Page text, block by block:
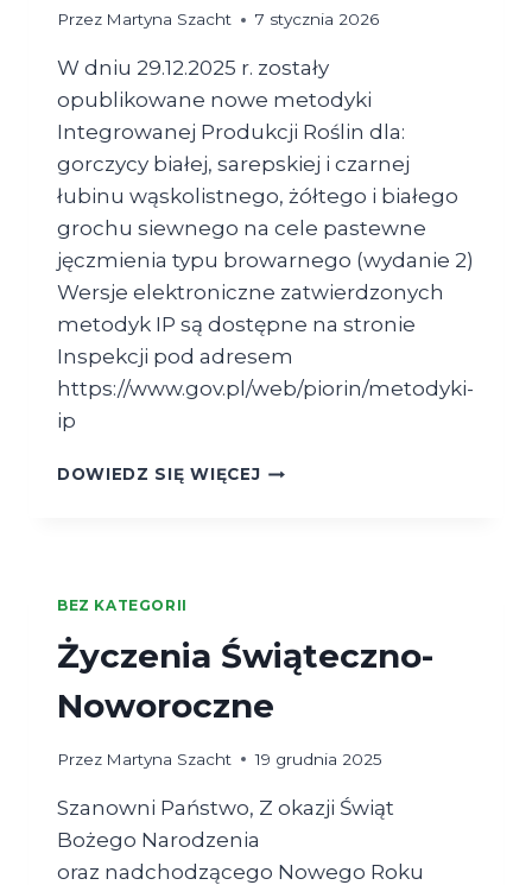
Przez Martyna Szacht 7 stycznia 2026
W dniu 29.12.2025 r. zostały
opublikowane nowe metodyki
Integrowanej Produkcji Roślin dla:
gorczycy białej, sarepskiej i czarnej
łubinu wąskolistnego, żółtego i białego
grochu siewnego na cele pastewne
jęczmienia typu browarnego (wydanie 2)
Wersje elektroniczne zatwierdzonych
metodyk IP są dostępne na stronie
Inspekcji pod adresem
https://www.gov.pl/web/piorin/metodyki-
ip
DOWIEDZ SIĘ WIĘCEJPUBLIKACJA
BEZ KATEGORII
Życzenia Świąteczno-
Noworoczne
Przez Martyna Szacht 19 grudnia 2025
Szanowni Państwo, Z okazji Świąt
Bożego Narodzenia
oraz nadchodzącego Nowego Roku